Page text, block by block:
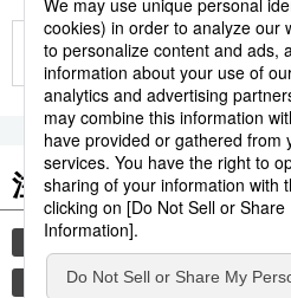
もっと見る
注目のキーワード
共同通信ニュース
旅 災害 鉄道